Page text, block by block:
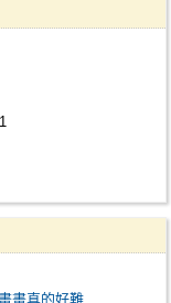
畫真的好難